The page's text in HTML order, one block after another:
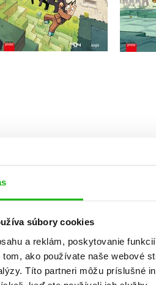
súbory cookies
a reklám, poskytovanie
ako používate naše webové
Títo partneri môžu príslušné
Do košíka
6,79 €
Vaše hodnotenie
Používateľskú recenziu
Prihlásiť